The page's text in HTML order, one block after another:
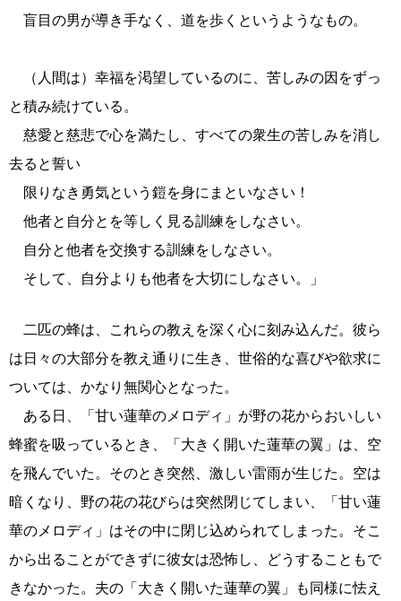
盲目の男が導き手なく、道を歩くというようなもの。
（人間は）幸福を渇望しているのに、苦しみの因をずっ
と積み続けている。
慈愛と慈悲で心を満たし、すべての衆生の苦しみを消し
去ると誓い
限りなき勇気という鎧を身にまといなさい！
他者と自分とを等しく見る訓練をしなさい。
自分と他者を交換する訓練をしなさい。
そして、自分よりも他者を大切にしなさい。」
二匹の蜂は、これらの教えを深く心に刻み込んだ。彼ら
は日々の大部分を教え通りに生き、世俗的な喜びや欲求に
ついては、かなり無関心となった。
ある日、「甘い蓮華のメロディ」が野の花からおいしい
蜂蜜を吸っているとき、「大きく開いた蓮華の翼」は、空
を飛んでいた。そのとき突然、激しい雷雨が生じた。空は
暗くなり、野の花の花びらは突然閉じてしまい、「甘い蓮
華のメロディ」はその中に閉じ込められてしまった。そこ
から出ることができずに彼女は恐怖し、どうすることもで
きなかった。夫の「大きく開いた蓮華の翼」も同様に怯え